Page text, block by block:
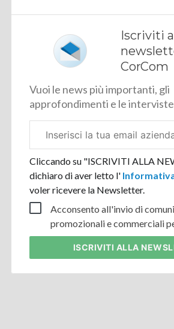
Iscriviti
CorCom
Vuoi le news più importanti, gli
approfondimenti e le
aziendale
Cliccando su "ISCRIVITI ALLA
dichiaro di aver letto l'
voler ricevere la Newsletter.
Acconsento all'invio di
promozionali e commerciali
ISCRIVITI ALLA